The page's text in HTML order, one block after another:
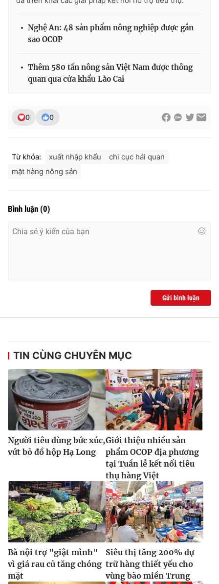
Cơ quan chủ quản:
cấp ngày 29/12/2023
Tổng Biên tập:Vũ Thanh Thủy
Tổng đài VTV:
toasoan@vtv.vn
® Cấm sao chép dưới mọi hình thức nếu không có sự chấp
thuận bằng văn bản. Ghi rõ nguồn VTV.vn khi phát hành lại
thông tin từ website này.
Nghệ An: 48 sản phẩm nông nghiệp được gắn
sao OCOP
Thêm 580 tấn nông sản Việt Nam được thông
quan qua cửa khẩu Lào Cai
0 0
Từ khóa: xuất nhập khẩu
chi cục hải quan
mặt hàng nông sản
Bình luận (0)
Gửi bình luận
TIN CÙNG CHUYÊN MỤC
Người tiêu dùng bức xúc,
vứt bỏ đồ hộp Hạ Long
Giới thiệu nhiều sản
phẩm OCOP địa phương
tại Tuần lễ kết nối tiêu
thụ hàng Việt
Bà nội trợ "giật mình"
vì giá rau củ tăng chóng
mặt
Siêu thị tăng 200% dự
trữ hàng thiết yếu cho
vùng bão miền Trung